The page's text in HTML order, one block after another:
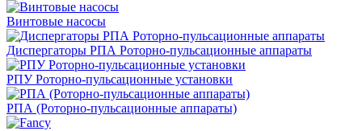
Винтовые насосы
Диспергаторы РПА Роторно-пульсационные аппараты
РПУ Роторно-пульсационные установки
РПА (Роторно-пульсационные аппараты)